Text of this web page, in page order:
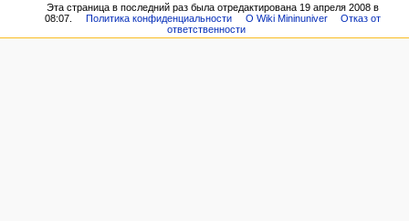
Эта страница в последний раз была отредактирована 19 апреля 2008 в
08:07.
Политика конфиденциальности О Wiki Mininuniver
Отказ от
ответственности